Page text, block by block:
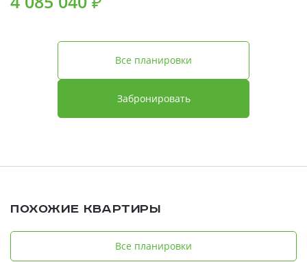
Забронировать
Все планировки
Похожие квартиры
Все планировки